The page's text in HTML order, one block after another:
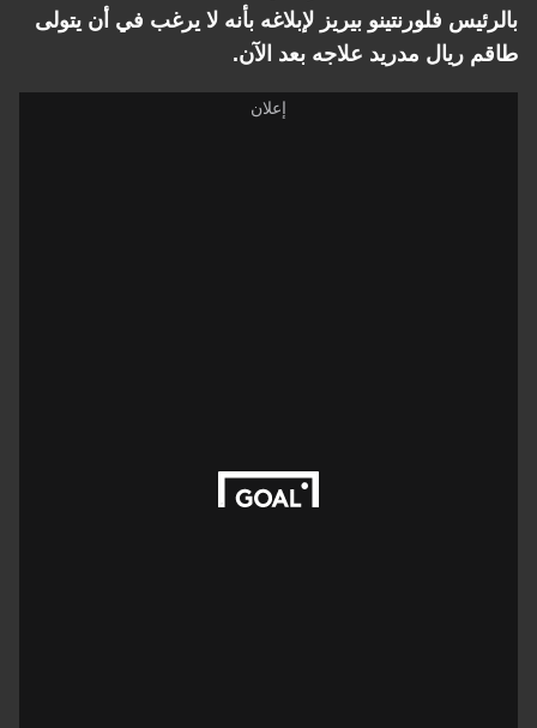
بالرئيس فلورنتينو بيريز لإبلاغه بأنه لا يرغب في أن يتولى
طاقم ريال مدريد علاجه بعد الآن.